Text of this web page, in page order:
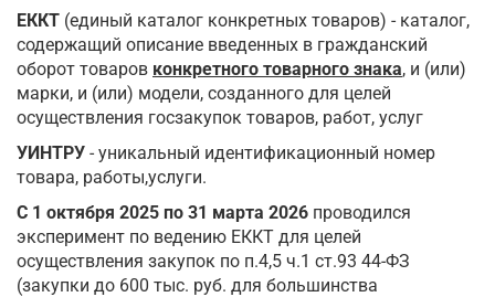
ЕККТ (единый каталог конкретных товаров) - каталог,
содержащий описание введенных в гражданский
оборот товаров конкретного товарного знака, и (или)
марки, и (или) модели, созданного для целей
осуществления госзакупок товаров, работ, услуг
УИНТРУ - уникальный идентификационный номер
товара, работы,услуги.
С 1 октября 2025 по 31 марта 2026 проводился
эксперимент по ведению ЕККТ для целей
осуществления закупок по п.4,5 ч.1 ст.93 44-ФЗ
(закупки до 600 тыс. руб. для большинства